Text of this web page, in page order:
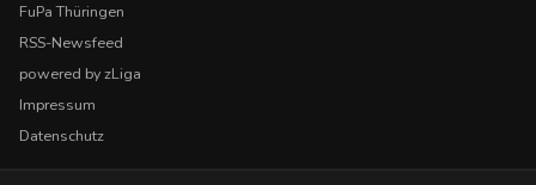
FuPa Thüringen
RSS-Newsfeed
powered by zLiga
Impressum
Datenschutz